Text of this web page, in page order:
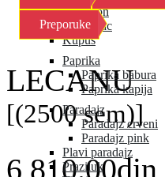
Kornison
Krastavac
Kupus
Paprika
Paprika babura
Paprika kapija
Paradajz
Paradajz crveni
Paradajz pink
Plavi paradajz
Praziluk
Preporuke
LECANU
[(2500 sem)]
6,810.00din